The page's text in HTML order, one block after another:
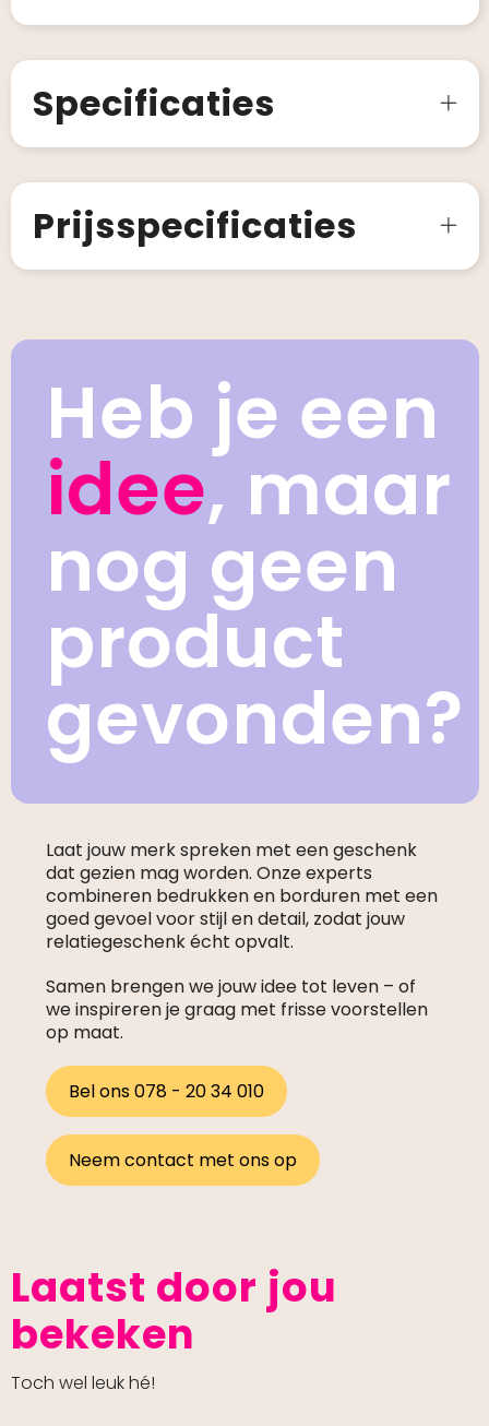
Specificaties
Prijsspecificaties
Heb je een
idee, maar
nog geen
product
gevonden?
Laat jouw merk spreken met een geschenk
dat gezien mag worden. Onze experts
combineren bedrukken en borduren met een
goed gevoel voor stijl en detail, zodat jouw
relatiegeschenk écht opvalt.
Samen brengen we jouw idee tot leven – of
we inspireren je graag met frisse voorstellen
op maat.
Bel ons 078 - 20 34 010
Neem contact met ons op
Laatst door jou
bekeken
Toch wel leuk hé!